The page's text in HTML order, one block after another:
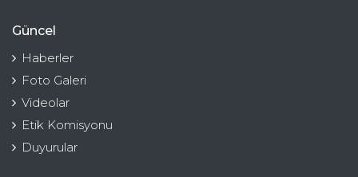
Güncel
Haberler
Foto Galeri
Videolar
Etik Komisyonu
Duyurular